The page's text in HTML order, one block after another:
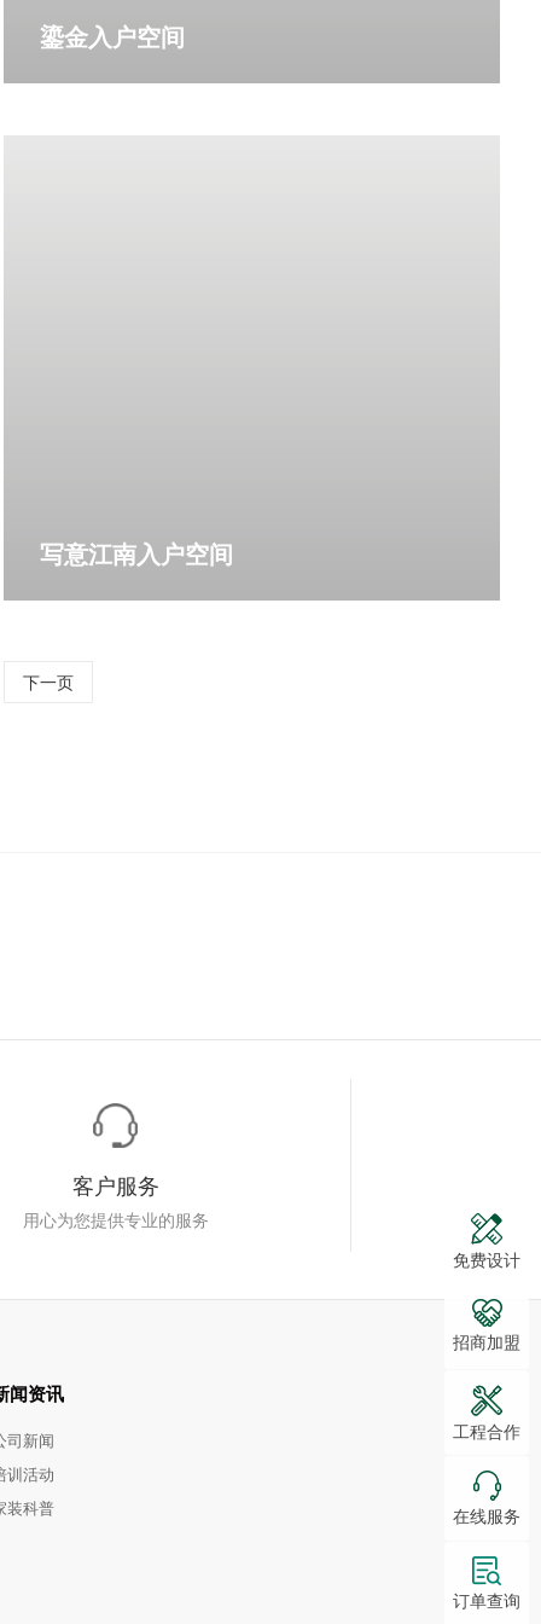
鎏金入户空间
更多详情
写意江南入户空间
更多详情
下一页
客户服务
用心为您提供专业的服务
闻资讯
司新闻
训活动
装科普
免费设计
招商加盟
工程合作
在线服务
订单查询